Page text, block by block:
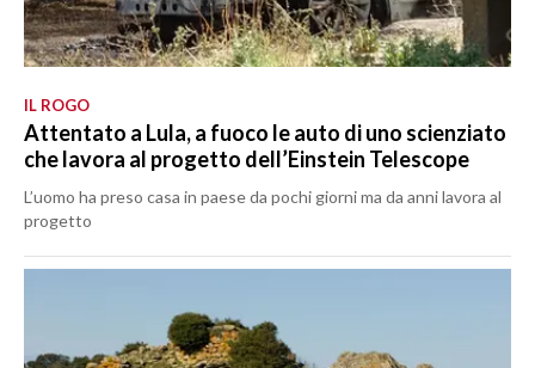
IL ROGO
Attentato a Lula, a fuoco le auto di uno scienziato
che lavora al progetto dell’Einstein Telescope
L’uomo ha preso casa in paese da pochi giorni ma da anni lavora al
progetto